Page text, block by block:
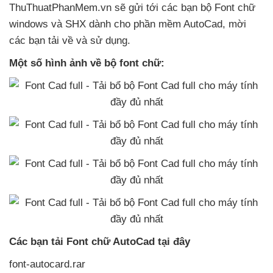
ThuThuatPhanMem.vn sẽ gửi tới các bạn bộ Font chữ
windows và SHX dành cho phần mềm AutoCad, mời
các bạn tải về và sử dụng.
Một số hình ảnh về bộ font chữ:
Các bạn tải Font chữ AutoCad tại đây
font-autocard.rar